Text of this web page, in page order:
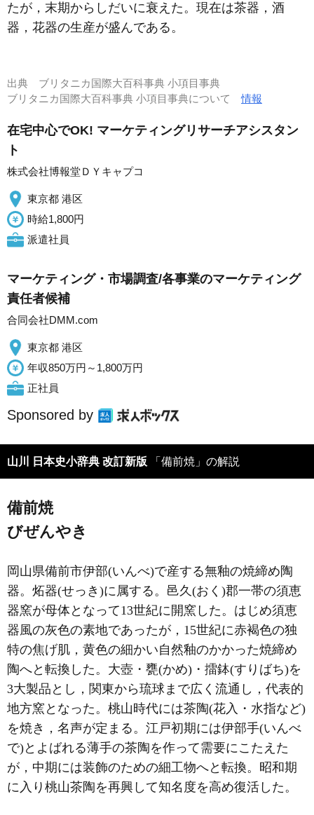
たが，末期からしだいに衰えた。現在は茶器，酒
器，花器の生産が盛んである。
出典 ブリタニカ国際大百科事典 小項目事典
ブリタニカ国際大百科事典 小項目事典について情報
在宅中心でOK! マーケティングリサーチアシスタン
ト
株式会社博報堂ＤＹキャプコ
東京都 港区
時給1,800円
派遣社員
マーケティング・市場調査/各事業のマーケティング
責任者候補
合同会社DMM.com
東京都 港区
年収850万円～1,800万円
正社員
Sponsored by
山川 日本史小辞典 改訂新版 「備前焼」の解説
備前焼
びぜんやき
岡山県備前市伊部(いんべ)で産する無釉の焼締め陶
器。炻器(せっき)に属する。邑久(おく)郡一帯の須恵
器窯が母体となって13世紀に開窯した。はじめ須恵
器風の灰色の素地であったが，15世紀に赤褐色の独
特の焦げ肌，黄色の細かい自然釉のかかった焼締め
陶へと転換した。大壺・甕(かめ)・擂鉢(すりばち)を
3大製品とし，関東から琉球まで広く流通し，代表的
地方窯となった。桃山時代には茶陶(花入・水指など)
を焼き，名声が定まる。江戸初期には伊部手(いんべ
で)とよばれる薄手の茶陶を作って需要にこたえた
が，中期には装飾のための細工物へと転換。昭和期
に入り桃山茶陶を再興して知名度を高め復活した。